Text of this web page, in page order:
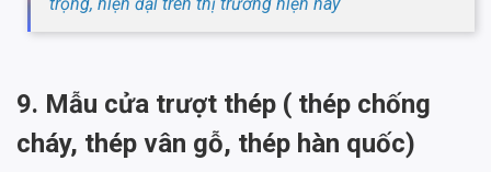
9. Mẫu cửa trượt thép ( thép chống
cháy, thép vân gỗ, thép hàn quốc)